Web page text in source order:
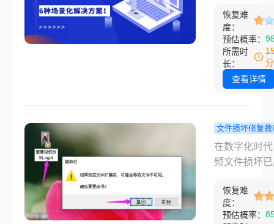
具、备份还
业服务，助
找回丢失的
丢失，数据
可能性始终
那么电脑删
料怎么找回
本文根据文
及成功率分
附操作流程
恢复难
度：
预估概率：
所需时
长：
查看详情
文件损坏修复教
频损坏了怎
复？9类方
生”！
在数字化时
频文件损坏
频问题。无
摄中途断电
恢复难
度：
预估概率：